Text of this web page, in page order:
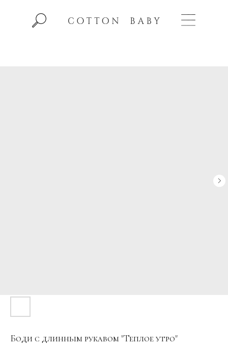
Боди с длинным рукавом "Теплое утро"